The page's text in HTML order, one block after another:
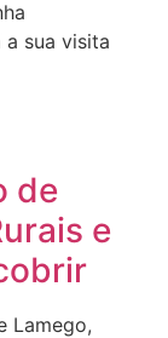
sua visita
de
e
Lamego,